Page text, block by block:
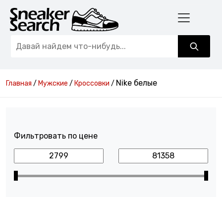
Главная / Мужские / Кроссовки / Nike белые
Фильтровать по цене